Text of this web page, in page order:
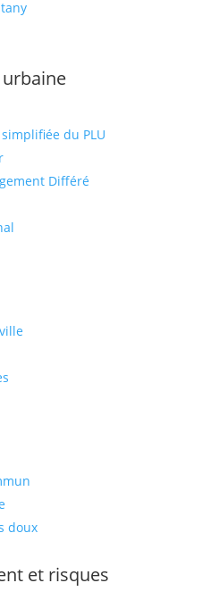
du PLU
Différé
doux
et risques